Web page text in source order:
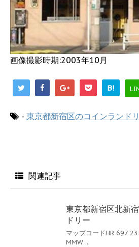
画像撮影時期:2003年10月
B!
- 東京都新宿区のコインランド
関連記事
東京都新宿区北新
ドリー
マップコードHR 697
MMW ...